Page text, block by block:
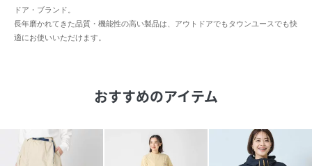
ドア・ブランド。
長年磨かれてきた品質・機能性の高い製品は、アウトドアでもタウンユースでも快
適にお使いいただけます。
おすすめのアイテム